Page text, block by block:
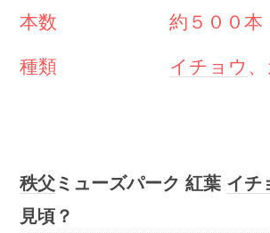
本数 約５００本
種類 イチョウ
秩父ミューズパーク 紅葉 イチ
見頃？